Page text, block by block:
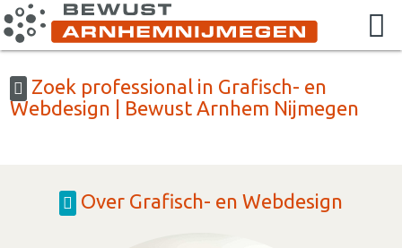
Zoek professional in Grafisch- en
Webdesign | Bewust Arnhem Nijmegen
Over Grafisch- en Webdesign